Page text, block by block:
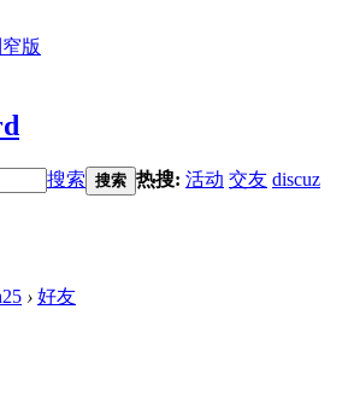
版
搜索 搜索 热搜: 活动 交友 discuz
› 好友